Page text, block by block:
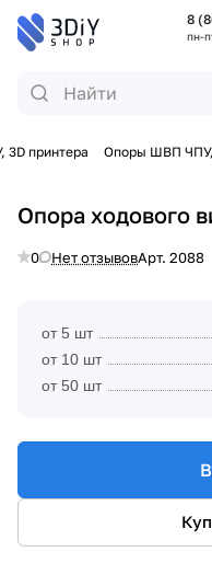
8
пн-
принтера Опоры ШВП ЧПУ,
Опора ходового
0 Нет отзывовАрт. 2088
от 5 шт
от 10 шт
от 50 шт